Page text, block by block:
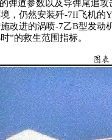
弹道参数以及导弹尾追
，仍然安装歼-7II飞机的
改进的涡喷-7乙B型发
”的救生范围指标。